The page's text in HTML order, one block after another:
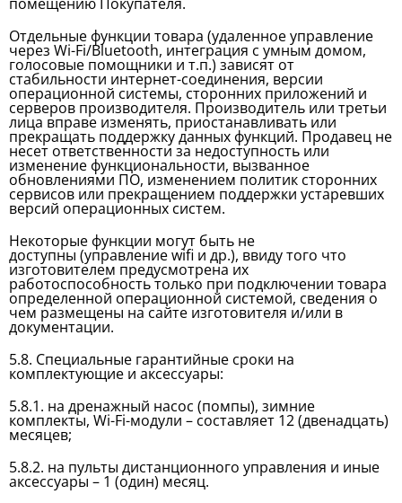
Отдельные функции товара (удаленное управление
через Wi-Fi/Bluetooth, интеграция с умным домом,
голосовые помощники и т.п.) зависят от
стабильности интернет-соединения, версии
операционной системы, сторонних приложений и
серверов производителя. Производитель или третьи
лица вправе изменять, приостанавливать или
прекращать поддержку данных функций. Продавец не
несет ответственности за недоступность или
изменение функциональности, вызванное
обновлениями ПО, изменением политик сторонних
сервисов или прекращением поддержки устаревших
версий операционных систем.
Некоторые функции могут быть не
доступны (управление wifi и др.), ввиду того что
изготовителем предусмотрена их
работоспособность только при подключении товара
определенной операционной системой, сведения о
чем размещены на сайте изготовителя и/или в
документации.
5.8. Специальные гарантийные сроки на
комплектующие и аксессуары:
5.8.1. на дренажный насос (помпы), зимние
комплекты, Wi-Fi-модули – составляет 12 (двенадцать)
месяцев;
5.8.2. на пульты дистанционного управления и иные
аксессуары – 1 (один) месяц.